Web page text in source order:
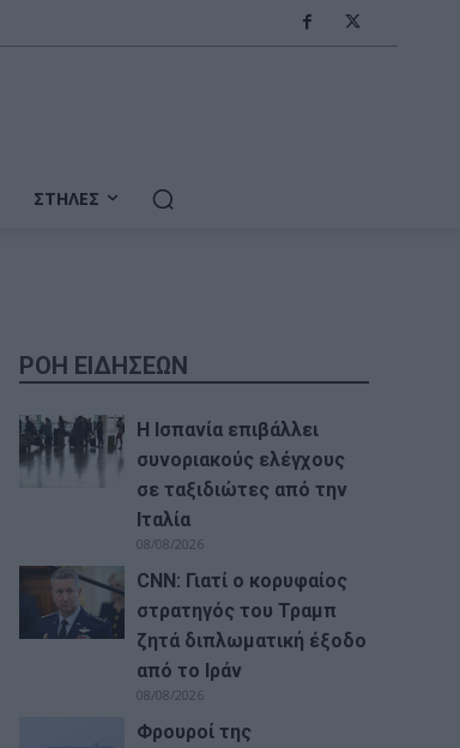
ΣΤΉΛΕΣ
ΡΟΗ ΕΙΔΗΣΕΩΝ
Η Ισπανία επιβάλλει
συνοριακούς ελέγχους
σε ταξιδιώτες από την
Ιταλία
08/08/2026
CNN: Γιατί ο κορυφαίος
στρατηγός του Τραμπ
ζητά διπλωματική έξοδο
από το Ιράν
08/08/2026
Φρουροί της